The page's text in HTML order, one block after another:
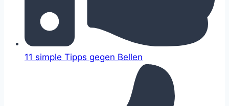
11 simple Tipps gegen Bellen